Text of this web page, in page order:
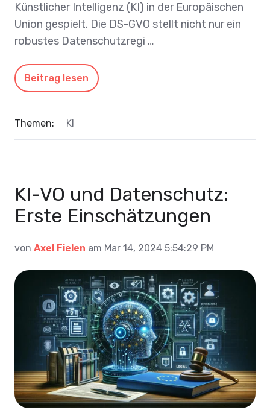
Künstlicher Intelligenz (KI) in der Europäischen
Union gespielt. Die DS-GVO stellt nicht nur ein
robustes Datenschutzregi …
Beitrag lesen
Themen: KI
KI-VO und Datenschutz:
Erste Einschätzungen
von Axel Fielen am Mar 14, 2024 5:54:29 PM